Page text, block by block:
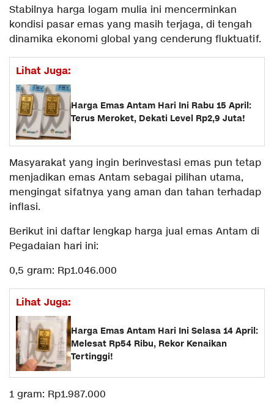
Stabilnya harga logam mulia ini mencerminkan
kondisi pasar emas yang masih terjaga, di tengah
dinamika ekonomi global yang cenderung fluktuatif.
Lihat Juga:
Harga Emas Antam Hari Ini Rabu 15 April:
Terus Meroket, Dekati Level Rp2,9 Juta!
Masyarakat yang ingin berinvestasi emas pun tetap
menjadikan emas Antam sebagai pilihan utama,
mengingat sifatnya yang aman dan tahan terhadap
inflasi.
Berikut ini daftar lengkap harga jual emas Antam di
Pegadaian hari ini:
0,5 gram: Rp1.046.000
Lihat Juga:
Harga Emas Antam Hari Ini Selasa 14 April:
Melesat Rp54 Ribu, Rekor Kenaikan
Tertinggi!
1 gram: Rp1.987.000